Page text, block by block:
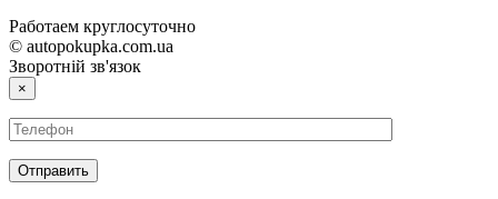
Работаем круглосуточно
© autopokupka.com.ua
Зворотній зв'язок
×